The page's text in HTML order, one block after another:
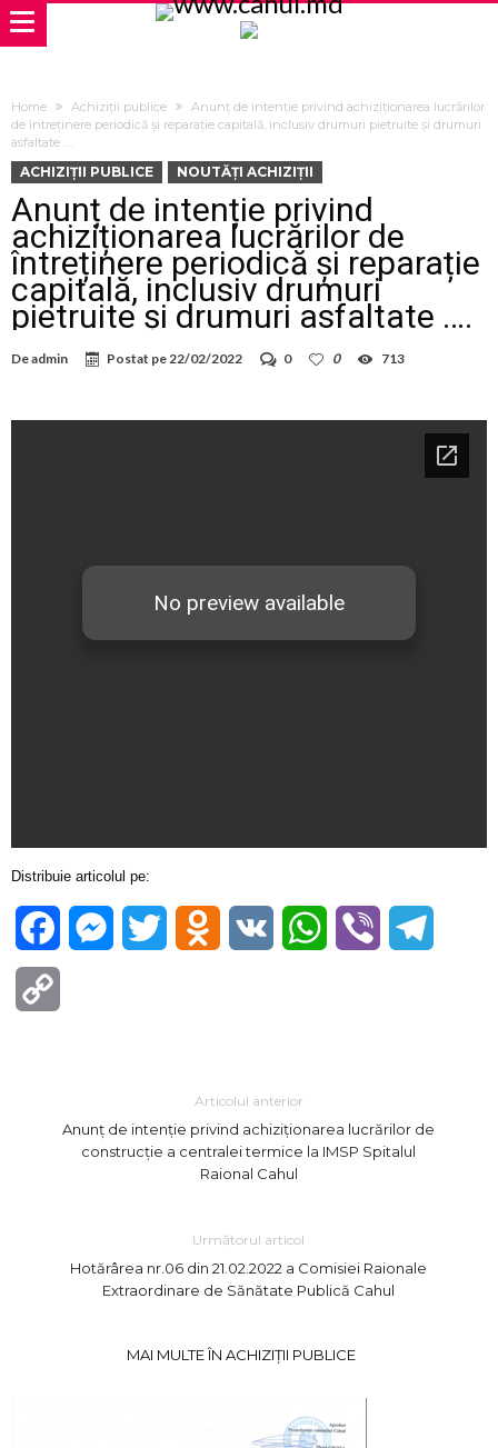
Home Achiziții publice
Anunț de intenție privind achiziționarea lucrărilor
de întreținere periodică și reparație capitală, inclusiv drumuri pietruite și drumuri
asfaltate ….
ACHIZIȚII PUBLICE NOUTĂȚI ACHIZIȚII
Anunț de intenție privind
achiziționarea lucrărilor de
întreținere periodică și reparație
capitală, inclusiv drumuri
pietruite și drumuri asfaltate ….
Deadmin Postat pe22/02/2022 0 0 713
Distribuie articolul pe:
FacebookMessenger
Twitter Odnoklassniki
VK WhatsApp
Viber
Articolul anterior
Anunț de intenție privind achiziționarea lucrărilor de
construcție a centralei termice la IMSP Spitalul
Raional Cahul
Următorul articol
Hotărârea nr.06 din 21.02.2022 a Comisiei Raionale
Extraordinare de Sănătate Publică Cahul
MAI MULTE ÎN ACHIZIȚII PUBLICE